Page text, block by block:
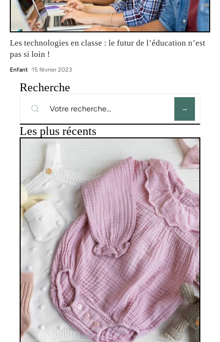
Les technologies en classe : le futur de l’éducation n’est
pas si loin !
Enfant 15 février 2023
Recherche
Les plus récents